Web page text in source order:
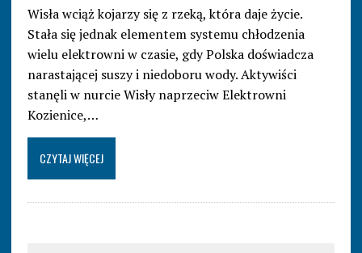
Wisła wciąż kojarzy się z rzeką, która daje życie.
Stała się jednak elementem systemu chłodzenia
wielu elektrowni w czasie, gdy Polska doświadcza
narastającej suszy i niedoboru wody. Aktywiści
stanęli w nurcie Wisły naprzeciw Elektrowni
Kozienice,…
CZYTAJ WIĘCEJ